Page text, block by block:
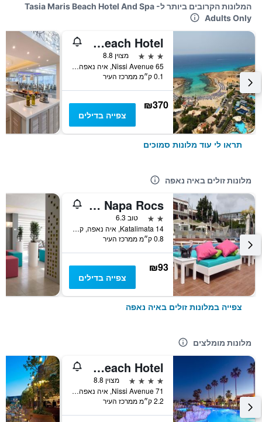
המלונות הקרובים ביותר לTasia Maris Beach Hotel And Spa -
Adults Only
Anonymous Beach Hotel
3 כוכבים
מצוין 8.8
Nissi Avenue 65, איה נאפה, קפריסין
0.1 ק״מ ממרכז העיר
₪370
צפייה בדילים
תראו לי עוד מלונות סמוכים
מלונות זולים באיה נאפה
Pambos Napa Rocs
2 כוכבים
טוב 6.3
14 Katalimata, איה נאפה, קפריסין
0.8 ק״מ ממרכז העיר
₪93
צפייה בדילים
צפייה במלונות זולים באיה נאפה
מלונות מומלצים
Pavlo Napa Beach Hotel
4 כוכבים
מצוין 8.8
71 Nissi Avenue, איה נאפה, קפריסין
2.2 ק״מ ממרכז העיר